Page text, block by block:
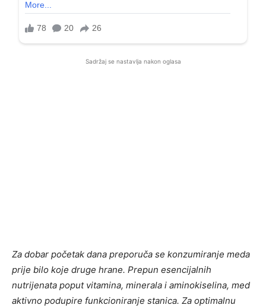
Sadržaj se nastavlja nakon oglasa
Za dobar početak dana preporuča se konzumiranje meda
prije bilo koje druge hrane. Prepun esencijalnih
nutrijenata poput vitamina, minerala i aminokiselina, med
aktivno podupire funkcioniranje stanica. Za optimalnu